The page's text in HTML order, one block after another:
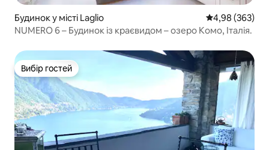
Будинок у місті Laglio Середня
4,98 (363)
NUMERO 6 – Будинок із краєвидом – озеро Комо, Італія.
Вибір гостей
Вибір гостей